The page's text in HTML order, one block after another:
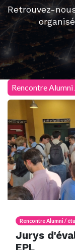
Retrouvez-
Rencontre
Rencontre Alumni /
Jurys